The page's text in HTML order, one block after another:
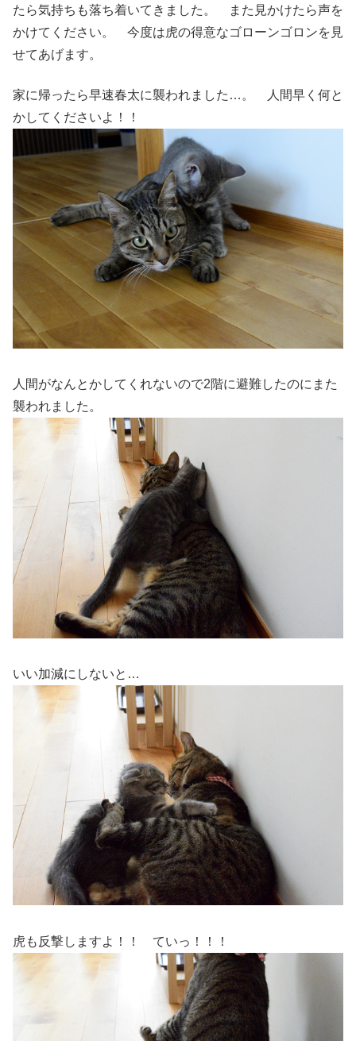
たら気持ちも落ち着いてきました。 また見かけたら声を
かけてください。 今度は虎の得意なゴローンゴロンを見
せてあげます。
家に帰ったら早速春太に襲われました…。 人間早く何と
かしてくださいよ！！
人間がなんとかしてくれないので2階に避難したのにまた
襲われました。
いい加減にしないと…
虎も反撃しますよ！！ ていっ！！！